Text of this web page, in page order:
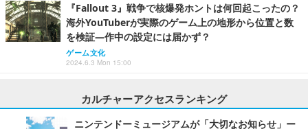
『Fallout 3』戦争で核爆発ホントは何回起こったの？
海外YouTuberが実際のゲーム上の地形から位置と数
を検証―作中の設定には届かず？
ゲーム文化
2024.6.3 Mon 15:00
カルチャーアクセスランキング
ニンテンドーミュージアムが「大切なお知らせ」ー